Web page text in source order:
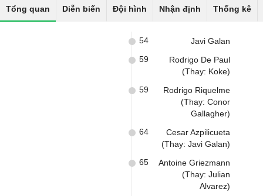
Tổng quan Diễn biến Đội hình Nhận định Thống kê
Javi Galan
54
Rodrigo De Paul
(Thay: Koke)
59
Rodrigo Riquelme
(Thay: Conor
Gallagher)
59
Cesar Azpilicueta
(Thay: Javi Galan)
64
Antoine Griezmann
(Thay: Julian
Alvarez)
65